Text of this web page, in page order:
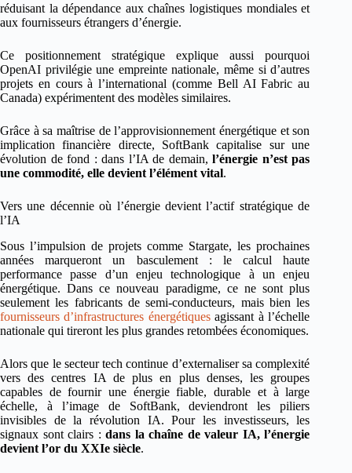
réduisant la dépendance aux chaînes logistiques mondiales et
aux fournisseurs étrangers d’énergie.
Ce positionnement stratégique explique aussi pourquoi
OpenAI privilégie une empreinte nationale, même si d’autres
projets en cours à l’international (comme Bell AI Fabric au
Canada) expérimentent des modèles similaires.
Grâce à sa maîtrise de l’approvisionnement énergétique et son
implication financière directe, SoftBank capitalise sur une
évolution de fond : dans l’IA de demain,l’énergie n’est pas
une commodité, elle devient l’élément vital.
Vers une décennie où l’énergie devient l’actif stratégique de
l’IA
Sous l’impulsion de projets comme Stargate, les prochaines
années marqueront un basculement : le calcul haute
performance passe d’un enjeu technologique à un enjeu
énergétique. Dans ce nouveau paradigme, ce ne sont plus
seulement les fabricants de semi-conducteurs, mais bien les
fournisseurs d’infrastructures énergétiquesagissant à l’échelle
nationale qui tireront les plus grandes retombées économiques.
Alors que le secteur tech continue d’externaliser sa complexité
vers des centres IA de plus en plus denses, les groupes
capables de fournir une énergie fiable, durable et à large
échelle, à l’image de SoftBank, deviendront les piliers
invisibles de la révolution IA. Pour les investisseurs, les
signaux sont clairs :dans la chaîne de valeur IA, l’énergie
devient l’or du XXIe siècle.